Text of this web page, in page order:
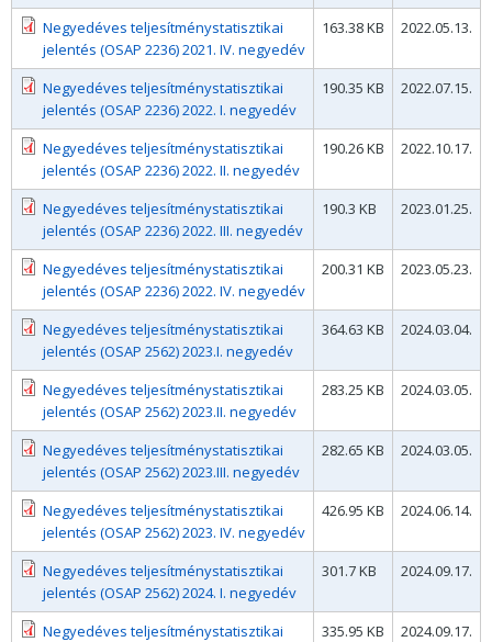
Negyedéves teljesítménystatisztikai
jelentés (OSAP 2236) 2021. IV. negyedév
163.38 KB 2022.05.13.
Negyedéves teljesítménystatisztikai
jelentés (OSAP 2236) 2022. I. negyedév
190.35 KB 2022.07.15.
Negyedéves teljesítménystatisztikai
jelentés (OSAP 2236) 2022. II. negyedév
190.26 KB 2022.10.17.
Negyedéves teljesítménystatisztikai
jelentés (OSAP 2236) 2022. III. negyedév
190.3 KB 2023.01.25.
Negyedéves teljesítménystatisztikai
jelentés (OSAP 2236) 2022. IV. negyedév
200.31 KB 2023.05.23.
Negyedéves teljesítménystatisztikai
jelentés (OSAP 2562) 2023.I. negyedév
364.63 KB 2024.03.04.
Negyedéves teljesítménystatisztikai
jelentés (OSAP 2562) 2023.II. negyedév
283.25 KB 2024.03.05.
Negyedéves teljesítménystatisztikai
jelentés (OSAP 2562) 2023.III. negyedév
282.65 KB 2024.03.05.
Negyedéves teljesítménystatisztikai
jelentés (OSAP 2562) 2023. IV. negyedév
426.95 KB 2024.06.14.
Negyedéves teljesítménystatisztikai
jelentés (OSAP 2562) 2024. I. negyedév
301.7 KB 2024.09.17.
Negyedéves teljesítménystatisztikai
335.95 KB 2024.09.17.